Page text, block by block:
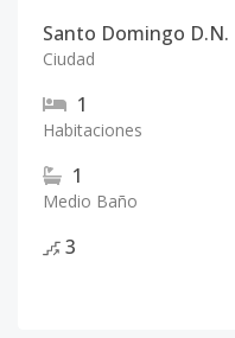
Santo Domingo D.N.
Ciudad
1
Habitaciones
1
Medio Baño
3